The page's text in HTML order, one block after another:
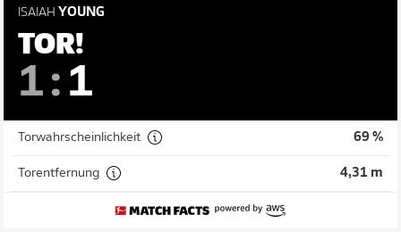
ISAIAH YOUNG
TOR!
1: 1
Torwahrscheinlichkeit 69 %
Torentfernung 4,31 m